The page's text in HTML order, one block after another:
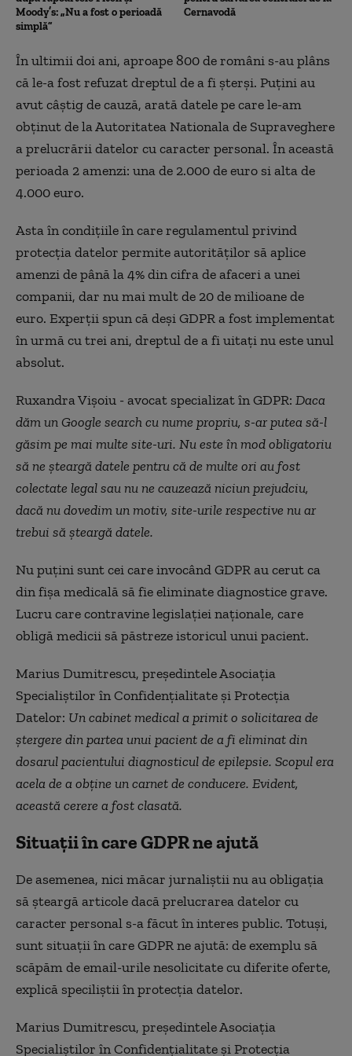
Moody’s: „Nu a fost o perioadă
simplă”
Cernavodă
În ultimii doi ani, aproape 800 de români s-au plâns
că le-a fost refuzat dreptul de a fi șterși. Puțini au
avut câștig de cauză, arată datele pe care le-am
obținut de la Autoritatea Nationala de Supraveghere
a prelucrării datelor cu caracter personal. În această
perioada 2 amenzi: una de 2.000 de euro si alta de
4.000 euro.
Asta în condițiile în care regulamentul privind
protecția datelor permite autorităților să aplice
amenzi de până la 4% din cifra de afaceri a unei
companii, dar nu mai mult de 20 de milioane de
euro. Experții spun că deși GDPR a fost implementat
în urmă cu trei ani, dreptul de a fi uitați nu este unul
absolut.
Ruxandra Vișoiu - avocat specializat în GDPR: Daca
dăm un Google search cu nume propriu, s-ar putea să-l
găsim pe mai multe site-uri. Nu este în mod obligatoriu
să ne șteargă datele pentru că de multe ori au fost
colectate legal sau nu ne cauzează niciun prejudciu,
dacă nu dovedim un motiv, site-urile respective nu ar
trebui să șteargă datele.
Nu puțini sunt cei care invocând GDPR au cerut ca
din fișa medicală să fie eliminate diagnostice grave.
Lucru care contravine legislației naționale, care
obligă medicii să păstreze istoricul unui pacient.
Marius Dumitrescu, președintele Asociația
Specialiștilor în Confidențialitate și Protecția
Datelor: Un cabinet medical a primit o solicitarea de
ștergere din partea unui pacient de a fi eliminat din
dosarul pacientului diagnosticul de epilepsie. Scopul era
acela de a obține un carnet de conducere. Evident,
această cerere a fost clasată.
Situații în care GDPR ne ajută
De asemenea, nici măcar jurnaliștii nu au obligația
să șteargă articole dacă prelucrarea datelor cu
caracter personal s-a făcut în interes public. Totuși,
sunt situații în care GDPR ne ajută: de exemplu să
scăpăm de email-urile nesolicitate cu diferite oferte,
explică speciliștii în protecția datelor.
Marius Dumitrescu, președintele Asociația
Specialiștilor în Confidențialitate și Protecția